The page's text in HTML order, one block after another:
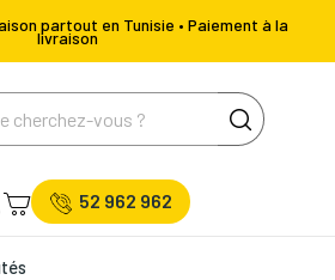
partout en Tunisie • Paiement à la
livraison
52 962 962